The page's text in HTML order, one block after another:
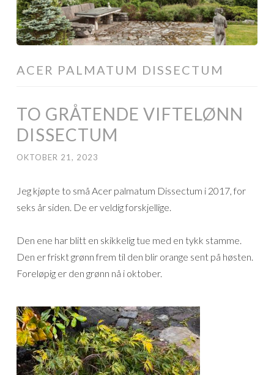
ACER PALMATUM DISSECTUM
TO GRÅTENDE VIFTELØNN
DISSECTUM
OKTOBER 21, 2023
Jeg kjøpte to små Acer palmatum Dissectum i 2017, for
seks år siden. De er veldig forskjellige.
Den ene har blitt en skikkelig tue med en tykk stamme.
Den er friskt grønn frem til den blir orange sent på høsten.
Foreløpig er den grønn nå i oktober.